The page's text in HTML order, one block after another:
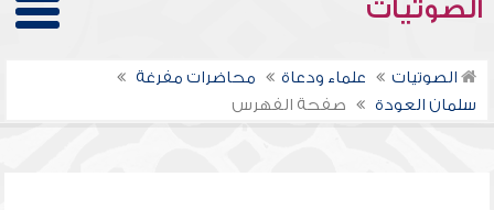
الصوتيات
الصوتيات علماء ودعاة
محاضرات مفرغة
سلمان العودة
صفحة الفهرس